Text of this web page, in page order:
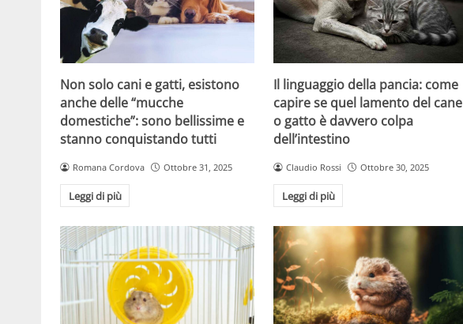
Non solo cani e gatti, esistono
anche delle “mucche
domestiche”: sono bellissime e
stanno conquistando tutti
Romana Cordova Ottobre 31, 2025
Leggi di più
Il linguaggio della pancia: come
capire se quel lamento del cane
o gatto è davvero colpa
dell’intestino
Claudio Rossi Ottobre 30, 2025
Leggi di più